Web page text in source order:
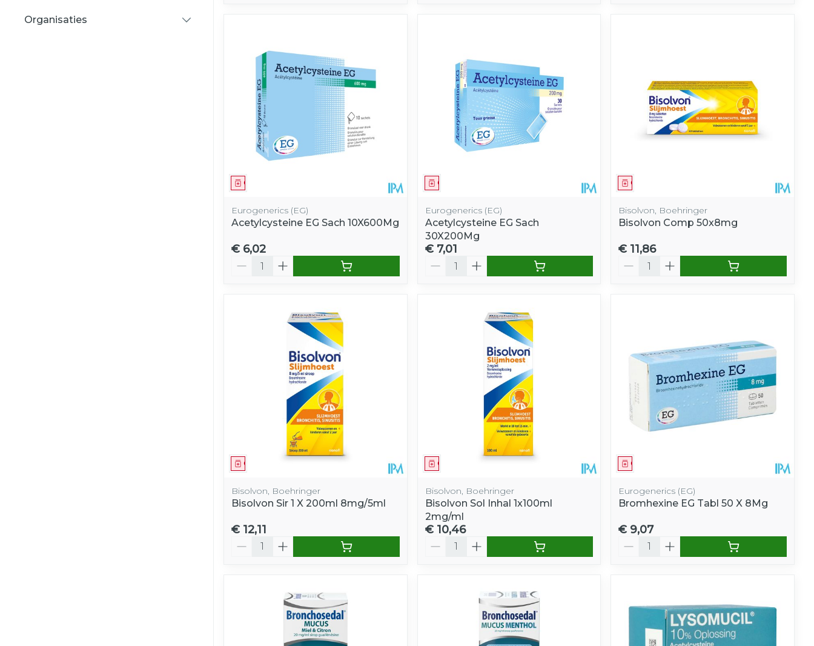
Organisaties
Geneesmiddel
Eurogenerics (EG)
Acetylcysteine EG Sach 10X600Mg
€ 6,02
Aantal
Geneesmiddel
Eurogenerics (EG)
Acetylcysteine EG Sach
30X200Mg
€ 7,01
Aantal
Geneesmiddel
Bisolvon, Boehringer
Bisolvon Comp 50x8mg
€ 11,86
Aantal
Geneesmiddel
Bisolvon, Boehringer
Bisolvon Sir 1 X 200ml 8mg/5ml
€ 12,11
Aantal
Geneesmiddel
Bisolvon, Boehringer
Bisolvon Sol Inhal 1x100ml
2mg/ml
€ 10,46
Aantal
Geneesmiddel
Eurogenerics (EG)
Bromhexine EG Tabl 50 X 8Mg
€ 9,07
Aantal